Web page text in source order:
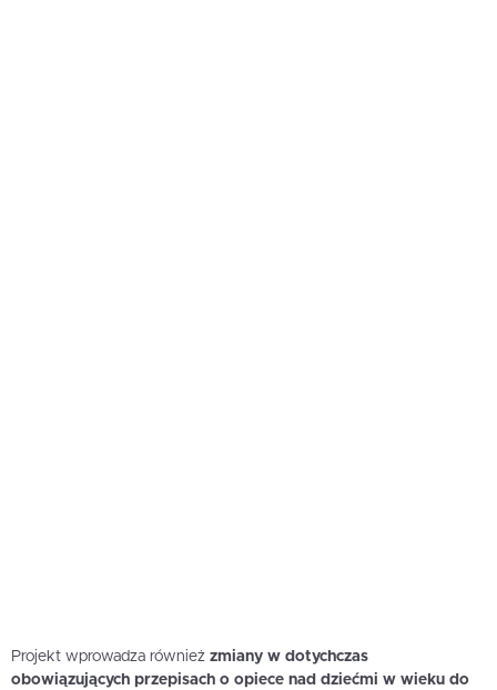
Projekt wprowadza również zmiany w dotychczas
obowiązujących przepisach o opiece nad dziećmi w wieku do